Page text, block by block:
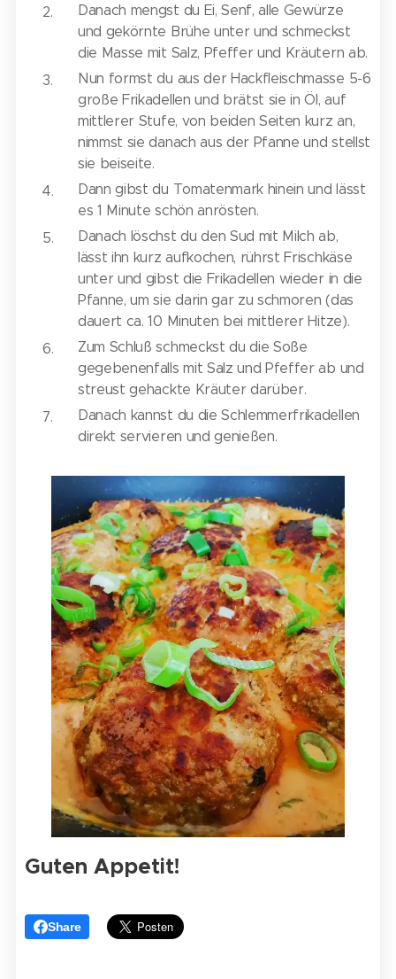
Danach mengst du Ei, Senf, alle Gewürze
und gekörnte Brühe unter und schmeckst
die Masse mit Salz, Pfeffer und Kräutern ab.
Nun formst du aus der Hackfleischmasse 5-6
große Frikadellen und brätst sie in Öl, auf
mittlerer Stufe, von beiden Seiten kurz an,
nimmst sie danach aus der Pfanne und stellst
sie beiseite.
Dann gibst du Tomatenmark hinein und lässt
es 1 Minute schön anrösten.
Danach löschst du den Sud mit Milch ab,
lässt ihn kurz aufkochen, rührst Frischkäse
unter und gibst die Frikadellen wieder in die
Pfanne, um sie darin gar zu schmoren (das
dauert ca. 10 Minuten bei mittlerer Hitze).
Zum Schluß schmeckst du die Soße
gegebenenfalls mit Salz und Pfeffer ab und
streust gehackte Kräuter darüber.
Danach kannst du die Schlemmerfrikadellen
direkt servieren und genießen.
Guten Appetit!
Share